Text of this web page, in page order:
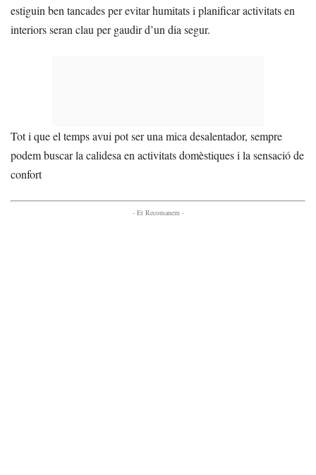
estiguin ben tancades per evitar humitats i planificar activitats en
interiors seran clau per gaudir d’un dia segur.
Tot i que el temps avui pot ser una mica desalentador, sempre
podem buscar la calidesa en activitats domèstiques i la sensació de
confort
- Et Recomanem -